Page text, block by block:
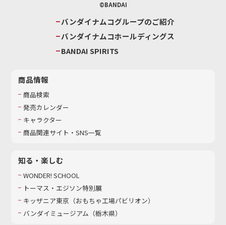
©BANDAI
バンダイナムコグループのご紹介
バンダイナムコホールディングス
BANDAI SPIRITS
商品情報
商品検索
発売カレンダー
キャラクター
商品関連サイト・SNS一覧
知る・楽しむ
WONDER! SCHOOL
トーマス・エジソン特別展
キッザニア東京（おもちゃ工場パビリオン）​
バンダイミュージアム（栃木県）